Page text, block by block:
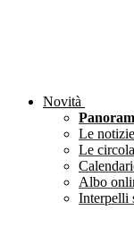
Novità
Le notizie
Le
Albo
Interpelli